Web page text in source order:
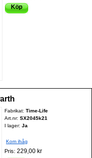
Köp
Fabrikat:Time-Life
Art.nr:SX2045k21
I lager: Ja
Kom ihåg
Pris:229,00 kr